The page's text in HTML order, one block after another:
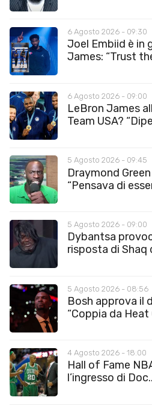
6 Agosto 2026 - 09:30
Joel Embiid è in
James: “Trust
6 Agosto 2026 - 09:00
LeBron James
Team USA?
5 Agosto 2026 - 09:45
Draymond
“Pensava di
5 Agosto 2026 - 09:00
Dybantsa
risposta di Shaq
5 Agosto 2026 - 08:56
Bosh approva il
“Coppia da Heat
4 Agosto 2026 - 18:00
Hall of Fame
l’ingresso di